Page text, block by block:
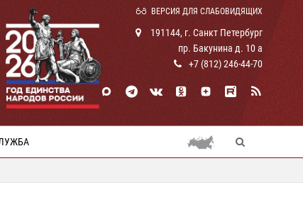
ВЕРСИЯ ДЛЯ СЛАБОВИДЯЩИХ
191144, г. Санкт Петербург
пр. Бакунина д. 10 а
+7 (812) 246-44-70